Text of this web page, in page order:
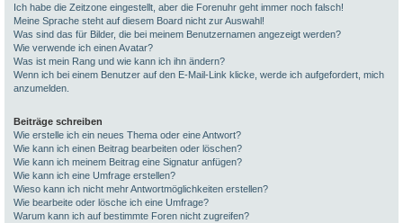
Ich habe die Zeitzone eingestellt, aber die Forenuhr geht immer noch falsch!
Meine Sprache steht auf diesem Board nicht zur Auswahl!
Was sind das für Bilder, die bei meinem Benutzernamen angezeigt werden?
Wie verwende ich einen Avatar?
Was ist mein Rang und wie kann ich ihn ändern?
Wenn ich bei einem Benutzer auf den E-Mail-Link klicke, werde ich aufgefordert, mich
anzumelden.
Beiträge schreiben
Wie erstelle ich ein neues Thema oder eine Antwort?
Wie kann ich einen Beitrag bearbeiten oder löschen?
Wie kann ich meinem Beitrag eine Signatur anfügen?
Wie kann ich eine Umfrage erstellen?
Wieso kann ich nicht mehr Antwortmöglichkeiten erstellen?
Wie bearbeite oder lösche ich eine Umfrage?
Warum kann ich auf bestimmte Foren nicht zugreifen?